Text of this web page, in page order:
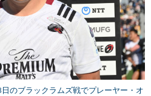
のブラックラムズ戦でプレーヤー・オ